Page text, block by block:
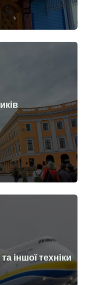
після початку
іншої техніки
початку війни